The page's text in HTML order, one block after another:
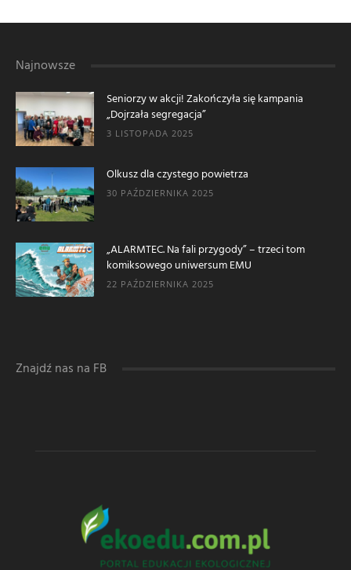
Najnowsze
Seniorzy w akcji! Zakończyła się kampania
„Dojrzała segregacja”
3 LISTOPADA 2025
Olkusz dla czystego powietrza
30 PAŹDZIERNIKA 2025
„ALARMTEC. Na fali przygody” – trzeci tom
komiksowego uniwersum EMU
22 PAŹDZIERNIKA 2025
Znajdź nas na FB